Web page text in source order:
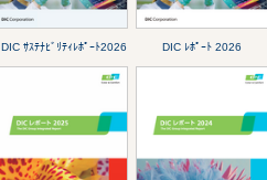
DIC ｻｽﾃﾅﾋﾞﾘﾃｨﾚﾎﾟｰﾄ2026 DIC ﾚﾎﾟｰﾄ 2026